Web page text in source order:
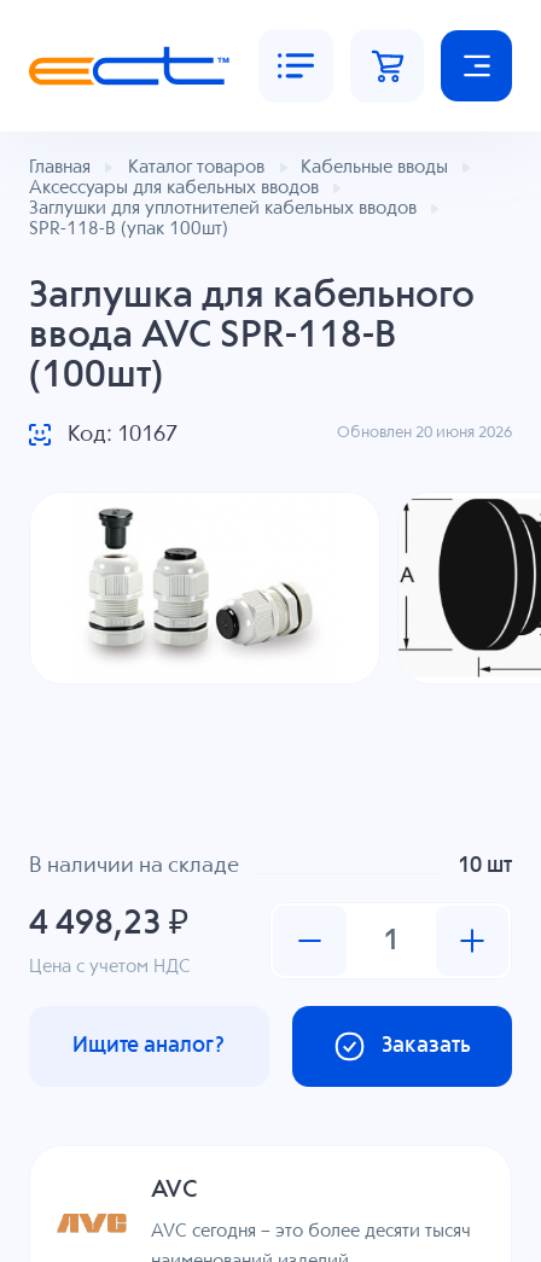
Главная Каталог товаров
Кабельные вводы
Аксессуары для кабельных вводов
Заглушки для уплотнителей кабельных вводов
SPR-118-B (упак 100шт)
Заглушка для кабельного
ввода AVC SPR-118-B
(100шт)
Код: 10167 Обновлен 20 июня 2026
В наличии на складе 10 шт
4 498,23 ₽
Цена с учетом НДС
Заказать
Ищите аналог?
AVC
AVC сегодня – это более десяти тысяч